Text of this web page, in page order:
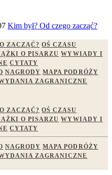
Kim był? Od czego zacząć?
ZACZĄĆ? OŚ CZASU
O PISARZU WYWIADY I
CYTATY
NAGRODY MAPA PODRÓŻY
ZAGRANICZNE
ZACZĄĆ? OŚ CZASU
O PISARZU WYWIADY I
CYTATY
NAGRODY MAPA PODRÓŻY
ZAGRANICZNE